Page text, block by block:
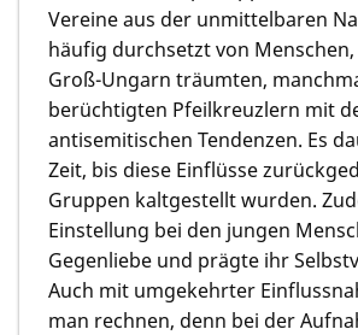
Vereine aus der unmittelbaren
häufig durchsetzt von
Groß-Ungarn träumten,
berüchtigten Pfeilkreuzlern mit
antisemitischen Tendenzen. Es
Zeit, bis diese Einflüsse
Gruppen kaltgestellt wurden.
Einstellung bei den jungen
Gegenliebe und prägte ihr
Auch mit umgekehrter
man rechnen, denn bei der